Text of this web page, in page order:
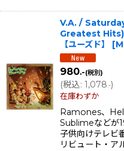
V.A. /
Greatest Hits)
【ユーズド】
[
980.-(税別)
(税込: 1,078.-)
在庫わずか
Ramones、
Sublimeなどが
子供向けテレビ
リビュート・ア